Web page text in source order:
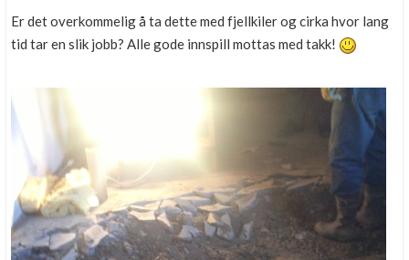
Er det overkommelig å ta dette med fjellkiler og cirka hvor lang
tid tar en slik jobb? Alle gode innspill mottas med takk!